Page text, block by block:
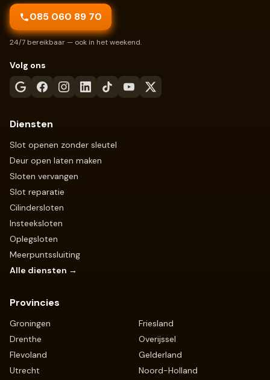
085 060 89 70
24/7 bereikbaar — ook in het weekend.
Volg ons
Diensten
Slot openen zonder sleutel
Deur open laten maken
Sloten vervangen
Slot reparatie
Cilindersloten
Insteeksloten
Oplegsloten
Meerpuntssluiting
Alle diensten →
Provincies
Groningen
Friesland
Drenthe
Overijssel
Flevoland
Gelderland
Utrecht
Noord-Holland